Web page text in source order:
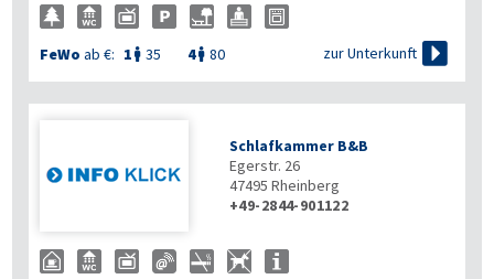
FeWo ab €: 1  35 4 80 zur Unterkunft 
Schlafkammer B&B
Egerstr. 26
47495 Rheinberg
+49-2844-901122